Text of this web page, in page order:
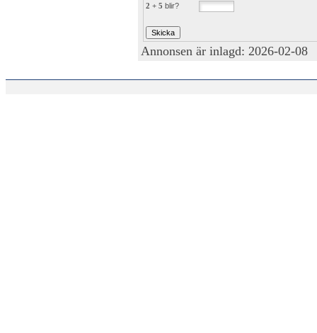
2 + 5 blir?
Annonsen är inlagd: 2026-02-08